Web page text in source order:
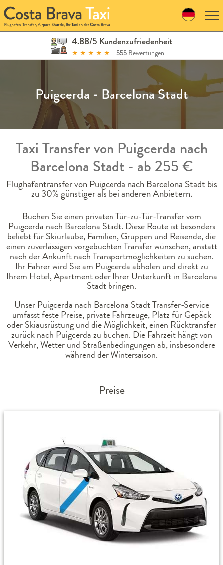
Skip
to
navigation
Skip
4.88/5 Kundenzufriedenheit
★ ★ ★ ★ ★ 555 Bewertungen
Puigcerda - Barcelona Stadt
Taxi Transfer von Puigcerda nach
Barcelona Stadt - ab 255 €
Flughafentransfer von Puigcerda nach Barcelona Stadt bis
zu 30% günstiger als bei anderen Anbietern.
Buchen Sie einen privaten Tür-zu-Tür-Transfer vom
Puigcerda nach Barcelona Stadt. Diese Route ist besonders
beliebt für Skiurlaube, Familien, Gruppen und Reisende, die
einen zuverlässigen vorgebuchten Transfer wünschen, anstatt
nach der Ankunft nach Transportmöglichkeiten zu suchen.
Ihr Fahrer wird Sie am Puigcerda abholen und direkt zu
Ihrem Hotel, Apartment oder Ihrer Unterkunft in Barcelona
Stadt bringen.
Unser Puigcerda nach Barcelona Stadt Transfer-Service
umfasst feste Preise, private Fahrzeuge, Platz für Gepäck
oder Skiausrüstung und die Möglichkeit, einen Rücktransfer
zurück nach Puigcerda zu buchen. Die Fahrzeit hängt von
Verkehr, Wetter und Straßenbedingungen ab, insbesondere
während der Wintersaison.
Preise